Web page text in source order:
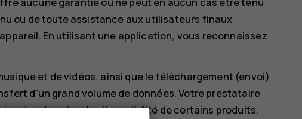
ou de toute assistance aux utilisateurs finaux
En utilisant une application, vous reconnaissez
et de vidéos, ainsi que le téléchargement (envoi)
d'un grand volume de données. Votre prestataire
des données. La disponibilité de certains produits,